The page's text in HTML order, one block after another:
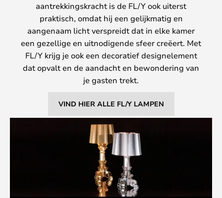
aantrekkingskracht is de FL/Y ook uiterst
praktisch, omdat hij een gelijkmatig en
aangenaam licht verspreidt dat in elke kamer
een gezellige en uitnodigende sfeer creëert. Met
FL/Y krijg je ook een decoratief designelement
dat opvalt en de aandacht en bewondering van
je gasten trekt.
VIND HIER ALLE FL/Y LAMPEN